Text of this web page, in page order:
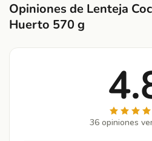
Opiniones de Lenteja
Huerto 570 g
36 opiniones